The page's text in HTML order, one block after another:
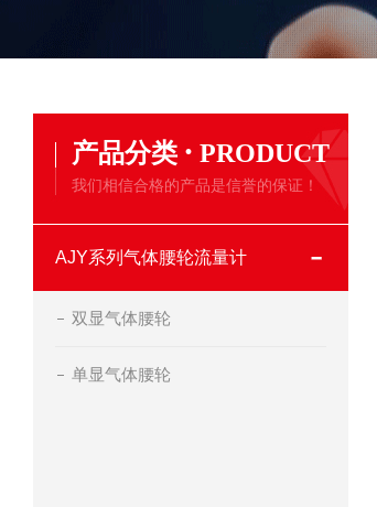
产品分类 · PRODUCT
我们相信合格的产品是信誉的保证！
AJY系列气体腰轮流量计
双显气体腰轮
单显气体腰轮